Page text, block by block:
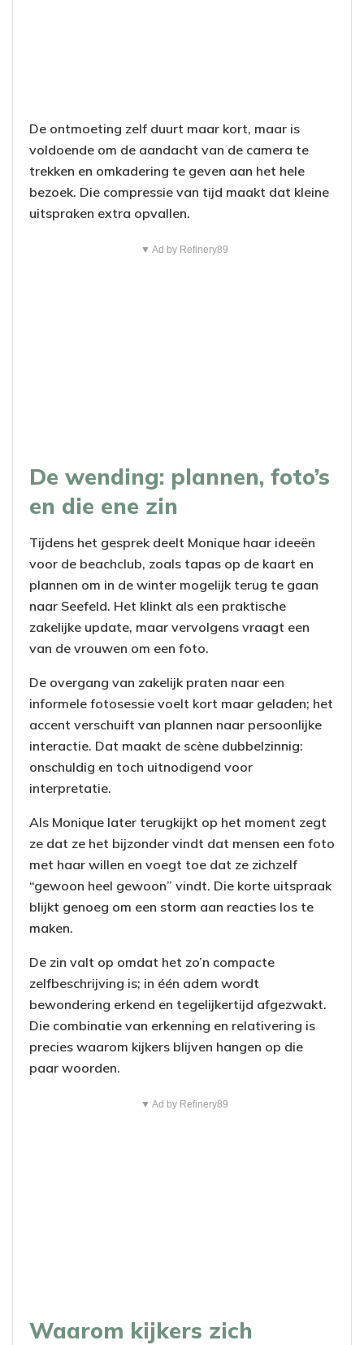
De ontmoeting zelf duurt maar kort, maar is
voldoende om de aandacht van de camera te
trekken en omkadering te geven aan het hele
bezoek. Die compressie van tijd maakt dat kleine
uitspraken extra opvallen.
▼ Ad by Refinery89
De wending: plannen, foto’s
en die ene zin
Tijdens het gesprek deelt Monique haar ideeën
voor de beachclub, zoals tapas op de kaart en
plannen om in de winter mogelijk terug te gaan
naar Seefeld. Het klinkt als een praktische
zakelijke update, maar vervolgens vraagt een
van de vrouwen om een foto.
De overgang van zakelijk praten naar een
informele fotosessie voelt kort maar geladen; het
accent verschuift van plannen naar persoonlijke
interactie. Dat maakt de scène dubbelzinnig:
onschuldig en toch uitnodigend voor
interpretatie.
Als Monique later terugkijkt op het moment zegt
ze dat ze het bijzonder vindt dat mensen een foto
met haar willen en voegt toe dat ze zichzelf
“gewoon heel gewoon” vindt. Die korte uitspraak
blijkt genoeg om een storm aan reacties los te
maken.
De zin valt op omdat het zo’n compacte
zelfbeschrijving is; in één adem wordt
bewondering erkend en tegelijkertijd afgezwakt.
Die combinatie van erkenning en relativering is
precies waarom kijkers blijven hangen op die
paar woorden.
▼ Ad by Refinery89
Waarom kijkers zich